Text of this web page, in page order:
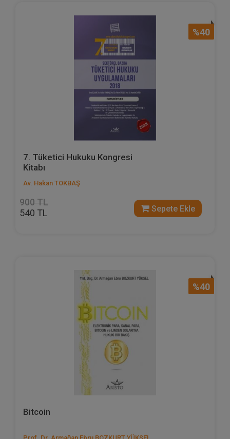
%40
7. Tüketici Hukuku Kongresi
Kitabı
Av. Hakan TOKBAŞ
900 TL
540 TL Sepete Ekle
%40
Bitcoin